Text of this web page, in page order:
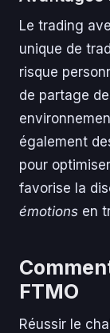
Le trading
unique de
risque
de partage
également
pour
favorise la
émotions en
FTMO
Réussir le